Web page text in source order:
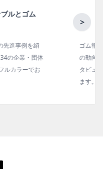
>
トリー／単品
ストマー製品・市場分野別
、設備・機械の紹介、イン
をコンパクトに掲載してい